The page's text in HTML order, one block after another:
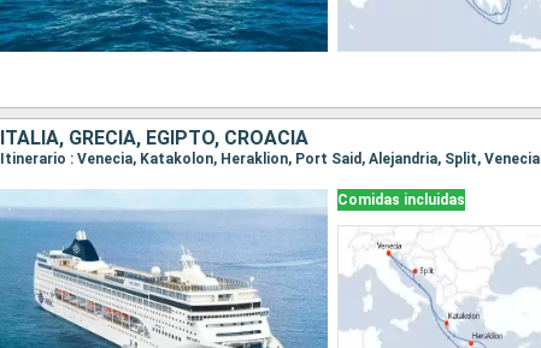
ITALIA, GRECIA, EGIPTO, CROACIA
Itinerario : Venecia, Katakolon, Heraklion, Port Said, Alejandria, Split, Venecia
Comidas incluidas